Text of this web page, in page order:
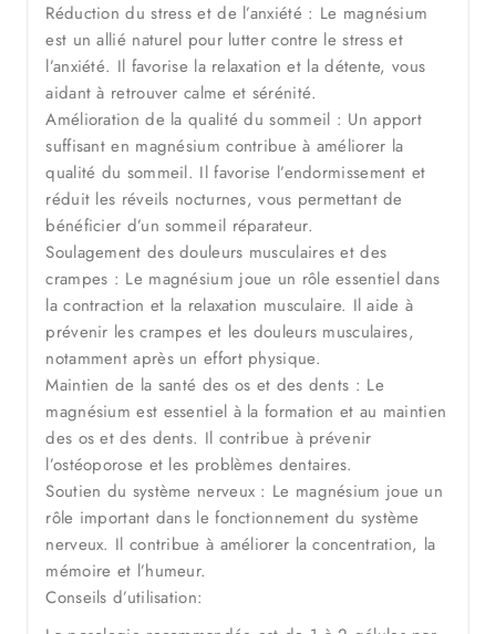
Réduction du stress et de l’anxiété : Le magnésium
est un allié naturel pour lutter contre le stress et
l’anxiété. Il favorise la relaxation et la détente, vous
aidant à retrouver calme et sérénité.
Amélioration de la qualité du sommeil : Un apport
suffisant en magnésium contribue à améliorer la
qualité du sommeil. Il favorise l’endormissement et
réduit les réveils nocturnes, vous permettant de
bénéficier d’un sommeil réparateur.
Soulagement des douleurs musculaires et des
crampes : Le magnésium joue un rôle essentiel dans
la contraction et la relaxation musculaire. Il aide à
prévenir les crampes et les douleurs musculaires,
notamment après un effort physique.
Maintien de la santé des os et des dents : Le
magnésium est essentiel à la formation et au maintien
des os et des dents. Il contribue à prévenir
l’ostéoporose et les problèmes dentaires.
Soutien du système nerveux : Le magnésium joue un
rôle important dans le fonctionnement du système
nerveux. Il contribue à améliorer la concentration, la
mémoire et l’humeur.
Conseils d’utilisation: